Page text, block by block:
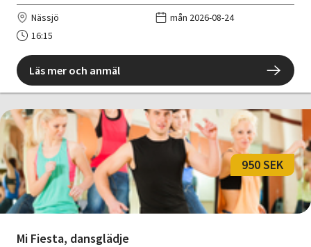
Nässjö
mån 2026-08-24
16:15
Läs mer och anmäl
Mi Fiesta, dansglädje
950 SEK